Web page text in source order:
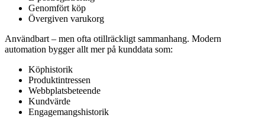
Genomfört köp
Övergiven varukorg
Användbart – men ofta otillräckligt sammanhang. Modern
automation bygger allt mer på kunddata som:
Köphistorik
Produktintressen
Webbplatsbeteende
Kundvärde
Engagemangshistorik